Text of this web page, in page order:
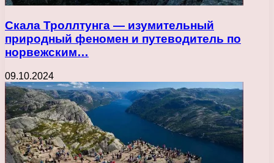
Скала Троллтунга — изумительный
природный феномен и путеводитель по
норвежским…
09.10.2024